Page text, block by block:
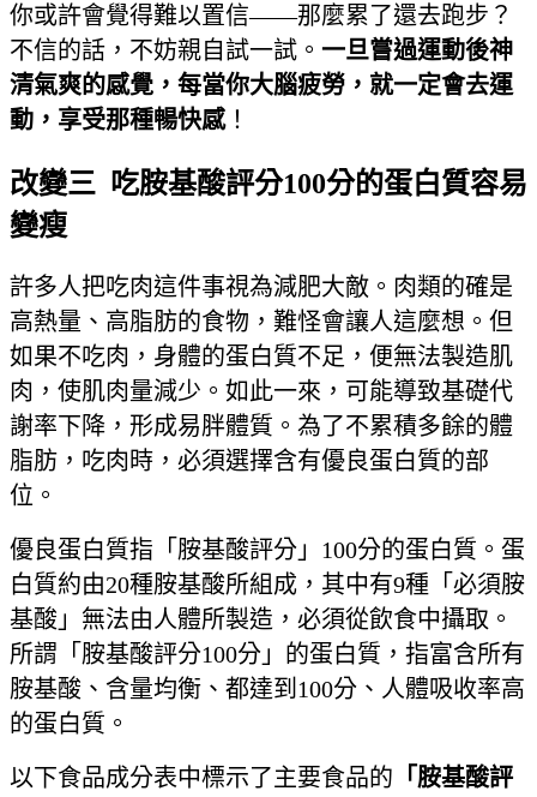
你或許會覺得難以置信——那麼累了還去跑步？
不信的話，不妨親自試一試。 一旦嘗過運動後神
清氣爽的感覺，每當你大腦疲勞，就一定會去運
動，享受那種暢快感！
改變三 吃胺基酸評分100分的蛋白質容易
變瘦
許多人把吃肉這件事視為減肥大敵。肉類的確是
高熱量、高脂肪的食物，難怪會讓人這麼想。但
如果不吃肉，身體的蛋白質不足，便無法製造肌
肉，使肌肉量減少。如此一來，可能導致基礎代
謝率下降，形成易胖體質。為了不累積多餘的體
脂肪，吃肉時，必須選擇含有優良蛋白質的部
位。
優良蛋白質指「胺基酸評分」100分的蛋白質。蛋
白質約由20種胺基酸所組成，其中有9種「必須胺
基酸」無法由人體所製造，必須從飲食中攝取。
所謂「胺基酸評分100分」的蛋白質，指富含所有
胺基酸、含量均衡、都達到100分、人體吸收率高
的蛋白質。
以下食品成分表中標示了主要食品的 「胺基酸評